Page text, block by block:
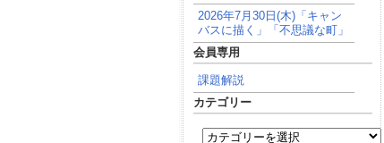
2026年7月30日(木)「キャン
バスに描く」「不思議な町」
会員専用
課題解説
カテゴリー